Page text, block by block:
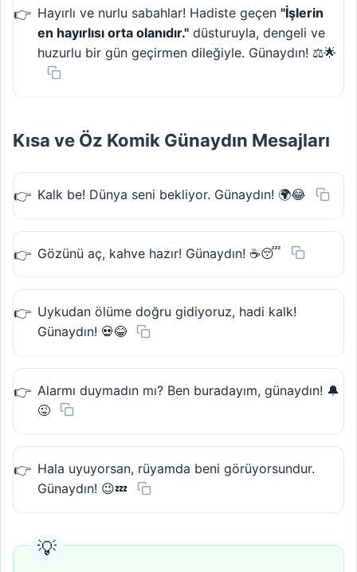
Hayırlı ve nurlu sabahlar! Hadiste geçen "İşlerin
en hayırlısı orta olanıdır." düsturuyla, dengeli ve
huzurlu bir gün geçirmen dileğiyle. Günaydın! ⚖️🌟
Kısa ve Öz Komik Günaydın Mesajları
Kalk be! Dünya seni bekliyor. Günaydın! 🌍😂
Gözünü aç, kahve hazır! Günaydın! ☕😴
Uykudan ölüme doğru gidiyoruz, hadi kalk!
Günaydın! 💀😂
Alarmı duymadın mı? Ben buradayım, günaydın! 🔔
😜
Hala uyuyorsan, rüyamda beni görüyorsundur.
Günaydın! 😉💤